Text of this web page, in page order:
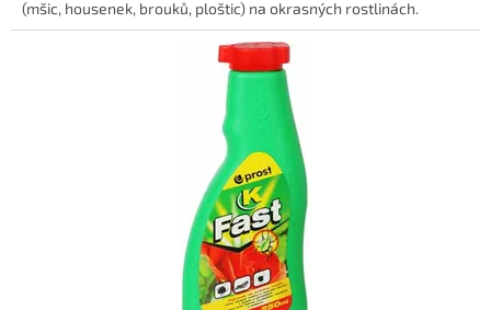
(mšic, housenek, brouků, ploštic) na okrasných rostlinách.